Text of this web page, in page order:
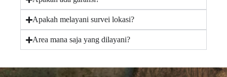
Apakah melayani survei lokasi?
Area mana saja yang dilayani?